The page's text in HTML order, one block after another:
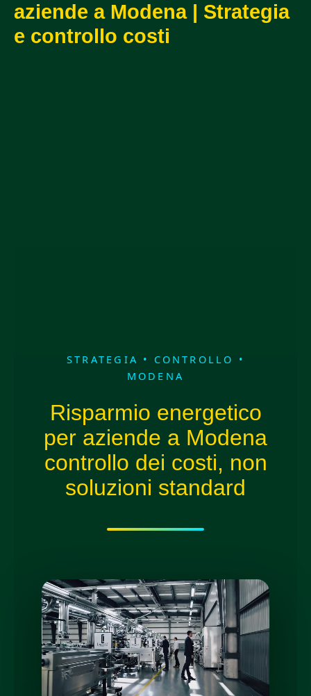
aziende a Modena | Strategia
e controllo costi
STRATEGIA • CONTROLLO •
MODENA
Risparmio energetico
per aziende a Modena
controllo dei costi, non
soluzioni standard